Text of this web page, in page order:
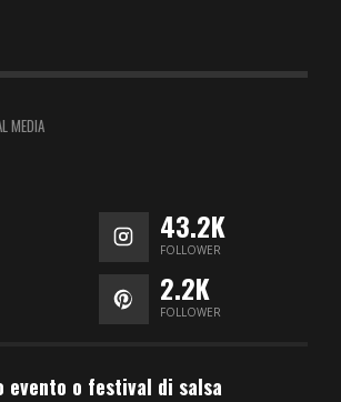
MEDIA
43.2K
FOLLOWER
2.2K
FOLLOWER
evento o festival di salsa